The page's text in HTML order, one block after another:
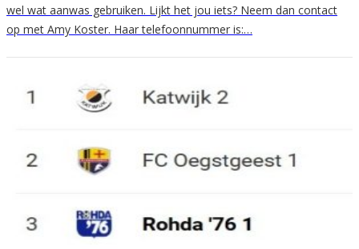
wel wat aanwas gebruiken. Lijkt het jou iets? Neem dan contact
op met Amy Koster. Haar telefoonnummer is:…